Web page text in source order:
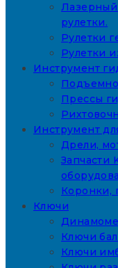
Лазерный
рулетки.
Рулетки
Рулетки
Инструмент
Прессы
Инструмент
Дрели,
Запчасти
Коронки,
Ключи
Ключи
Ключи